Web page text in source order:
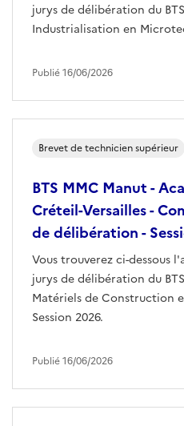
jurys de délibération du
Industrialisation en
Publié 16/06/2026
BTS MMC Manut -
Créteil-Versailles -
de délibération -
Vous trouverez ci-dessous
jurys de délibération du
Matériels de Construction
Session 2026.
Brevet de technicien supérieur
Publié 16/06/2026